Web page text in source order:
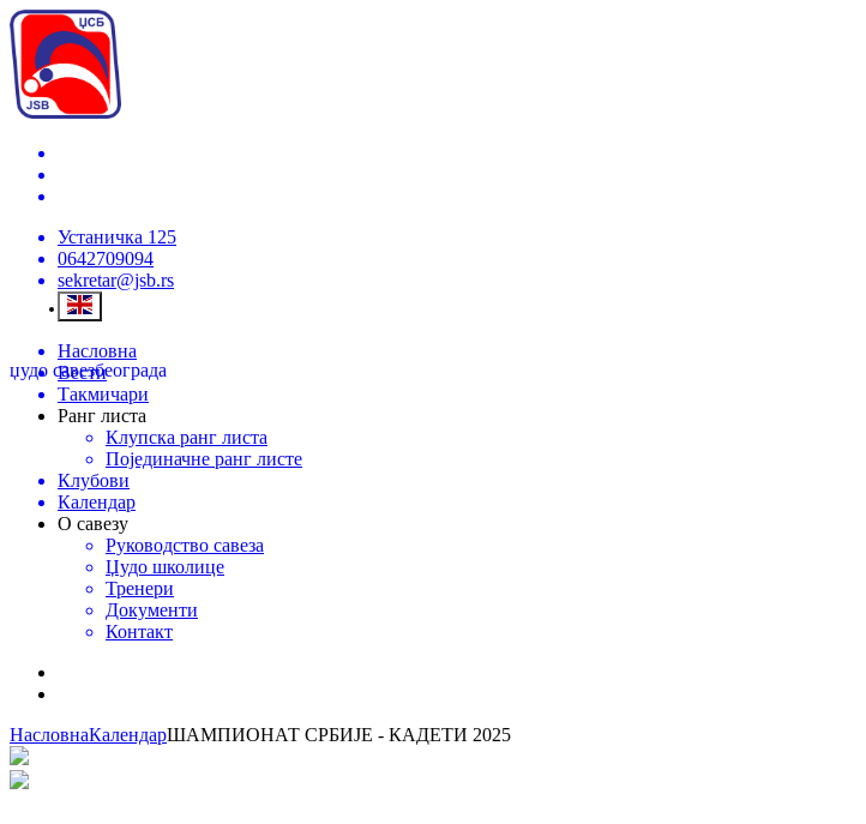
Устаничка 125
0642709094
sekretar@jsb.rs
џудо савезбеограда
Насловна
Вести
Такмичари
Ранг листа
Клупска ранг листа
Појединачне ранг листе
Клубови
Календар
О савезу
Руководство савеза
Џудо школице
Тренери
Документи
Контакт
НасловнаКалендарШАМПИОНАТ СРБИЈЕ - КАДЕТИ 2025